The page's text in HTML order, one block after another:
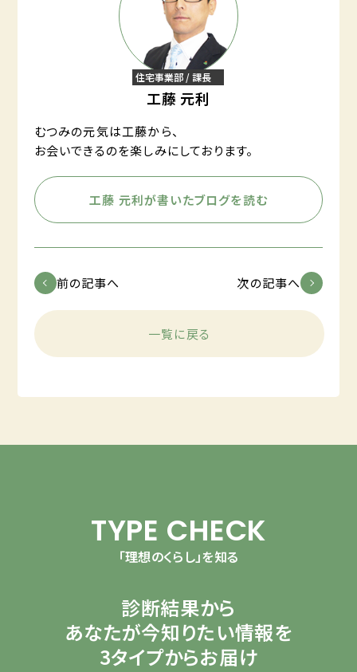
住宅事業部 / 課長
工藤 元利
むつみの元気は工藤から、
お会いできるのを楽しみにしております。
工藤 元利が書いたブログを読む
前の記事へ 次の記事へ
一覧に戻る
TYPE CHECK
「理想のくらし」を知る
診断結果から
あなたが今知りたい情報を
3タイプからお届け